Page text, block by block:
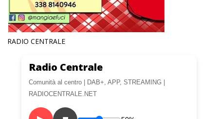
RADIO CENTRALE
Radio Centrale
Comunità al centro | DAB+, APP, STREAMING |
RADIOCENTRALE.NET